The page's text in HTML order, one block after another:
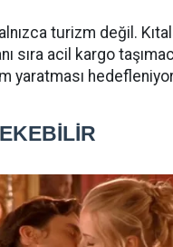
turizm değil.
sıra acil kargo
yaratması